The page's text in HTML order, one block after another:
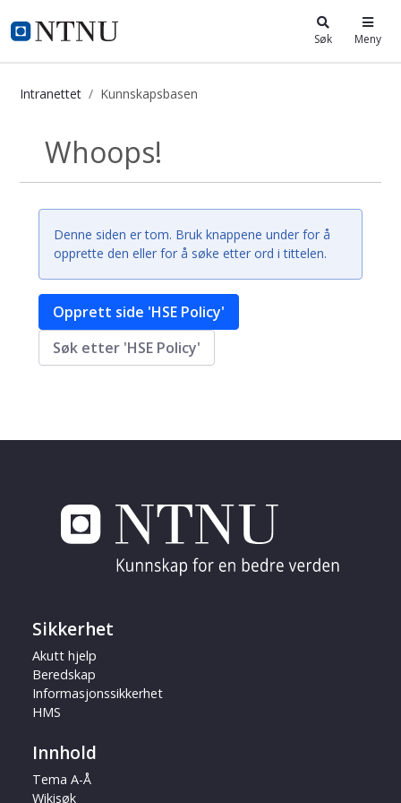
i.ntnu.no Søk Meny
Intranettet Kunnskapsbasen
Kunnskapsbasen
Tilbake
Whoops!
Denne siden er tom. Bruk knappene under for å
opprette den eller for å søke etter ord i tittelen.
Opprett side 'HSE Policy'
Søk etter 'HSE Policy'
Sikkerhet
Akutt hjelp
Beredskap
Informasjonssikkerhet
HMS
Innhold
Tema A-Å
Wikisøk